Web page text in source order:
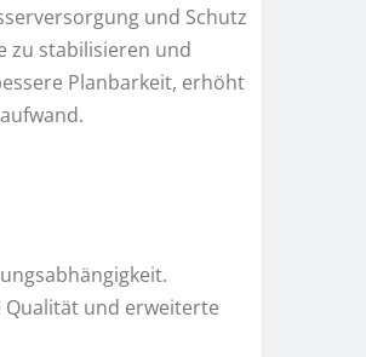
und Schutz
zu stabilisieren und
Planbarkeit, erhöht
und erweiterte